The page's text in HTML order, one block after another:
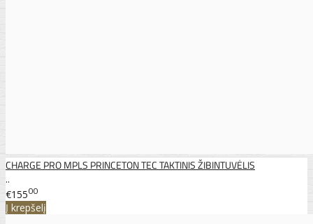
CHARGE PRO MPLS PRINCETON TEC TAKTINIS ŽIBINTUVĖLIS
..
€15500
Į krepšelį